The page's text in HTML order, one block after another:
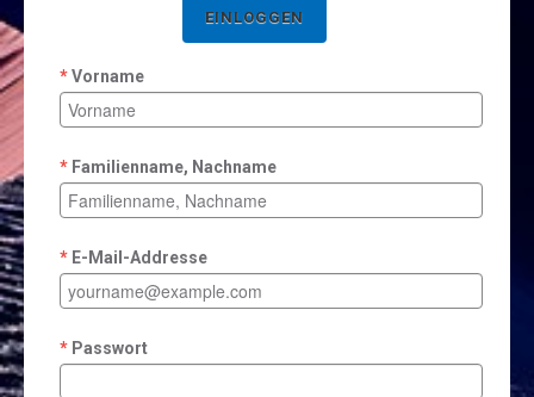
EINLOGGEN
Vorname
Familienname, Nachname
E-Mail-Addresse
Passwort